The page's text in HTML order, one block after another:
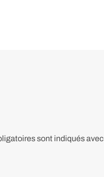
sont indiqués avec